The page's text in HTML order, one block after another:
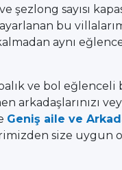
şezlong sayısı
bu
aynı
ve bol
arkadaşlarınızı
Geniş aile ve
size uygun